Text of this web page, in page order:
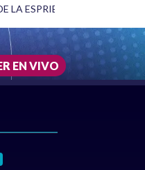
LA ESPRIELLA Y DMG
EN VIVO